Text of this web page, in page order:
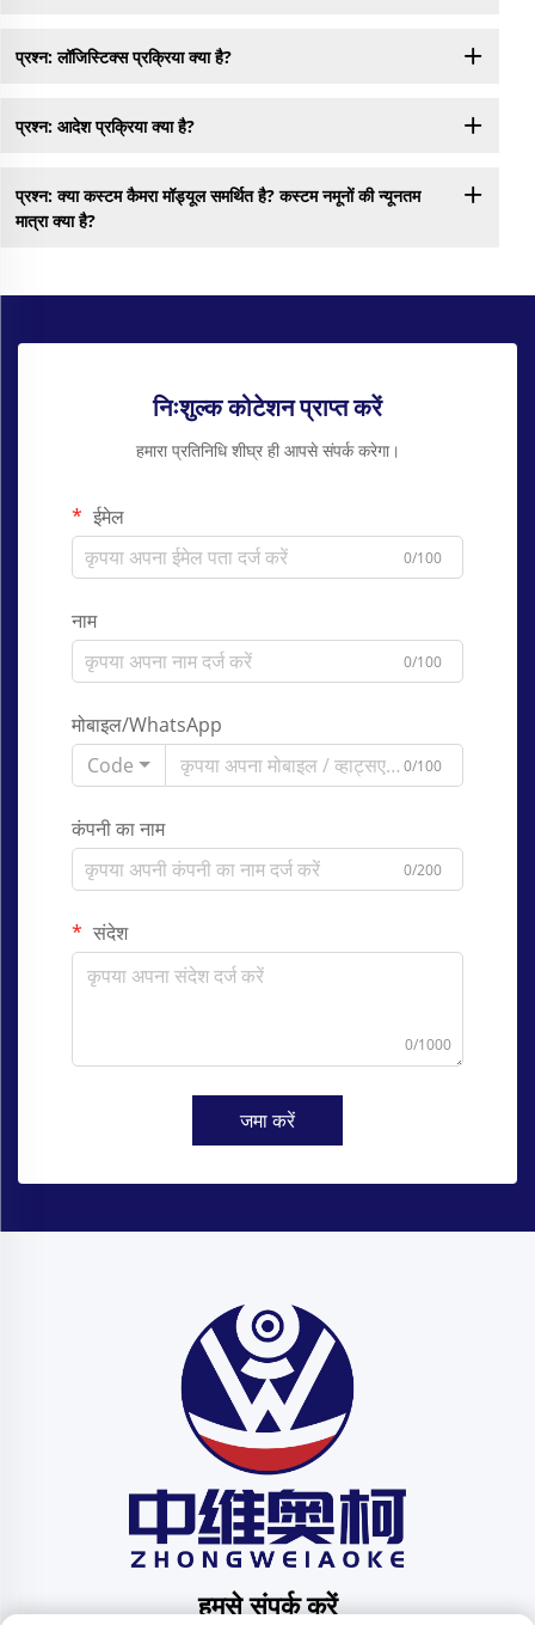
प्रश्न: लॉजिस्टिक्स प्रक्रिया क्या है?
प्रश्न: आदेश प्रक्रिया क्या है?
प्रश्न: क्या कस्टम कैमरा मॉड्यूल समर्थित है? कस्टम नमूनों की न्यूनतम
मात्रा क्या है?
निःशुल्क कोटेशन प्राप्त करें
हमारा प्रतिनिधि शीघ्र ही आपसे संपर्क करेगा।
ईमेल
0/100
नाम
0/100
मोबाइल/WhatsApp
Code
0/100
कंपनी का नाम
0/200
संदेश
0/1000
जमा करें
हमसे संपर्क करें